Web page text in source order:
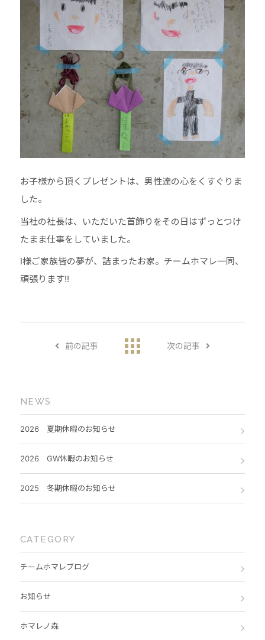
お子様から頂くプレゼントは、男性達の心をくすぐりま
した。
当社の社長は、いただいた首飾りをその日はずっとつけ
たまま仕事をしていました。
I様ご家族皆の夢が、詰まったお家。チームホマレ一同、
頑張ります!!
前の記事 次の記事
NEWS
2026 夏期休暇のお知らせ
2026 GW休暇のお知らせ
2025 冬期休暇のお知らせ
CATEGORY
チームホマレブログ
お知らせ
ホマレノ森